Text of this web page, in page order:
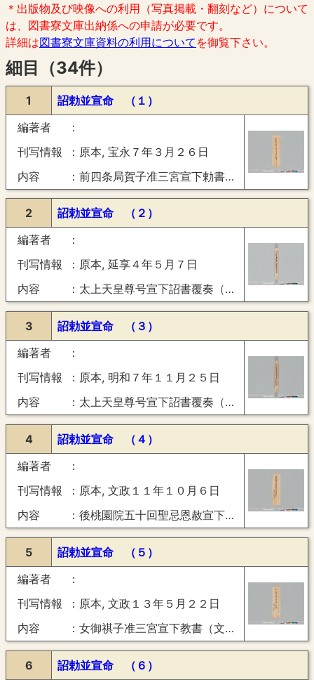
＊出版物及び映像への利用（写真掲載・翻刻など）について
は、図書寮文庫出納係への申請が必要です。
詳細は図書寮文庫資料の利用について を御覧下さい。
細目（34件）
1
詔勅並宣命 （１）
編著者
刊写情報
原本, 宝永７年３月２６日
内容
前四条局賀子准三宮宣下勅書（宝永７年３月２６日）
2
詔勅並宣命 （２）
編著者
刊写情報
原本, 延享４年５月７日
内容
太上天皇尊号宣下詔書覆奏（延享４年５月７日）
3
詔勅並宣命 （３）
編著者
刊写情報
原本, 明和７年１１月２５日
内容
太上天皇尊号宣下詔書覆奏（明和７年１１月２５日）
4
詔勅並宣命 （４）
編著者
刊写情報
原本, 文政１１年１０月６日
内容
後桃園院五十回聖忌恩赦宣下（文政１１年１０月６日）
5
詔勅並宣命 （５）
編著者
刊写情報
原本, 文政１３年５月２２日
内容
女御祺子准三宮宣下教書（文政１３年５月２２日）
6
詔勅並宣命 （６）